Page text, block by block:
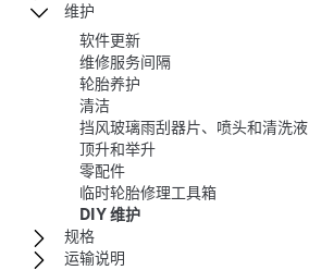
维护
软件更新
维修服务间隔
轮胎养护
清洁
挡风玻璃雨刮器片、喷头和清洗液
顶升和举升
零配件
临时轮胎修理工具箱
DIY 维护
规格
运输说明